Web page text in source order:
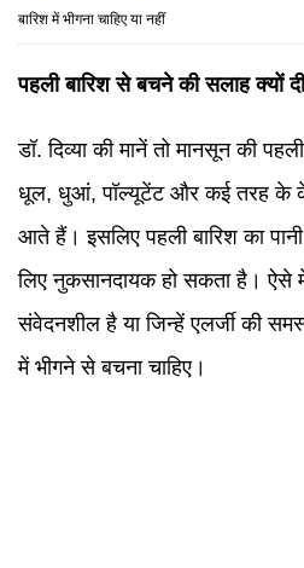
बारिश में भीगना चाहिए या नहीं
पहली बारिश से बचने की सलाह क्यों
डॉ. दिव्या की मानें तो मानसून की
धूल, धुआं, पॉल्यूटेंट और कई तरह के
आते हैं। इसलिए पहली बारिश का
लिए नुकसानदायक हो सकता है। ऐसे
संवेदनशील है या जिन्हें एलर्जी की
में भीगने से बचना चाहिए।